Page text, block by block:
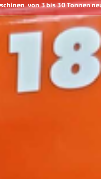
von 3 bis 30 Tonnen neu